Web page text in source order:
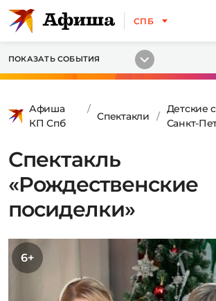
СПБ
ПОКАЗАТЬ СОБЫТИЯ
Афиша
КП Спб
Спектакли
Детские
Санкт-
Спектакль
«Рождественские
посиделки»
6+